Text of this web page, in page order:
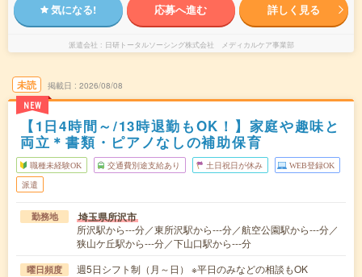
気になる! 応募へ進む 詳しく見る
派遣会社 日研トータルソーシング株式会社 メディカルケア事業部
未読
NEW
掲載日 2026/08/08
【1日4時間～/13時退勤もOK！】家庭や趣味と
両立＊書類・ピアノなしの補助保育
職種未経験OK 交通費別途支給あり 土日祝日が休み WEB登録OK
派遣
勤務地 埼玉県所沢市
所沢駅から---分／東所沢駅から---分／航空公園駅から---分／
狭山ケ丘駅から---分／下山口駅から---分
曜日頻度 週5日シフト制（月～日） ※平日のみなどの相談もOK